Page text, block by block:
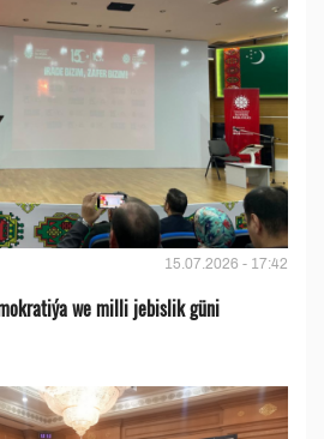
15.07.2026 - 17:42
we milli jebislik güni